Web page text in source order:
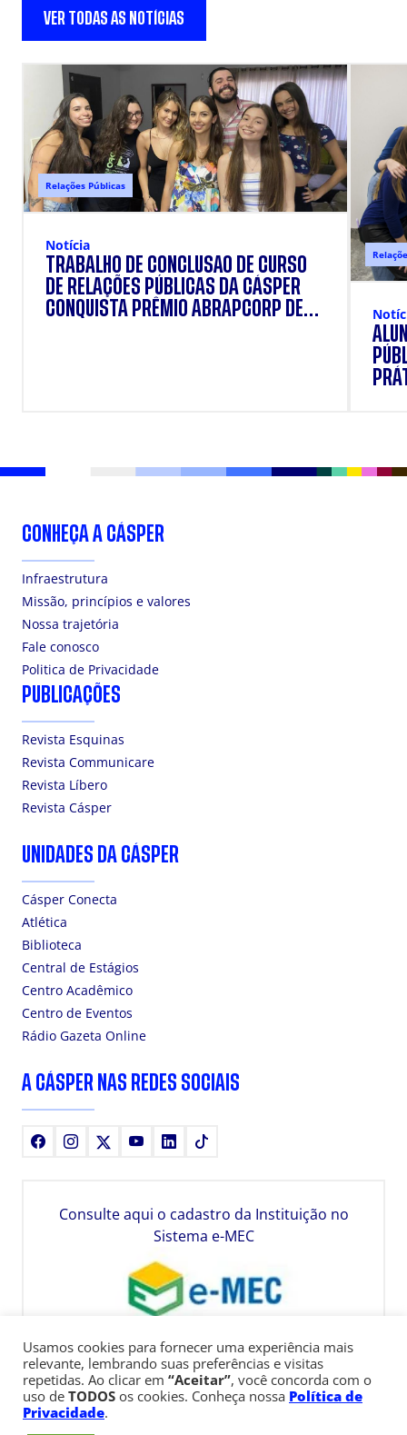
VER TODAS AS NOTÍCIAS
Relações Públicas
Notícia
TRABALHO DE CONCLUSÃO DE CURSO
DE RELAÇÕES PÚBLICAS DA CÁSPER
CONQUISTA PRÊMIO ABRAPCORP DE
CONHEÇA A CÁSPER
Infraestrutura
Missão, princípios e valores
Nossa trajetória
Fale conosco
Politica de Privacidade
PUBLICAÇÕES
Revista Esquinas
Revista Communicare
Revista Líbero
Revista Cásper
UNIDADES DA CÁSPER
Cásper Conecta
Atlética
Biblioteca
Central de Estágios
Centro Acadêmico
Centro de Eventos
Rádio Gazeta Online
A CÁSPER NAS REDES SOCIAIS
FacebookInstagram YoutubeLinkedIn
Consulte aqui o cadastro da Instituição no
Sistema e-MEC
Usamos cookies para fornecer uma experiência mais
relevante, lembrando suas preferências e visitas
repetidas. Ao clicar em “Aceitar”, você concorda com o
uso de TODOS os cookies. Conheça nossa Política de
Privacidade.